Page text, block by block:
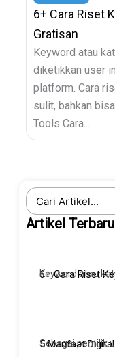
6+ Cara Riset
Gratisan
Keyword atau
diketikkan user
platform. Cara
sulit, bahkan
Tools Cara...
Search
...
Artikel Terbaru
6+ Cara Riset
Keyword atau
5 Manfaat
Sebagai pemilik